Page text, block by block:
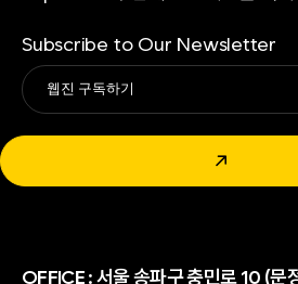
Subscribe to Our Newsletter
↗
Alternative:
OFFICE :서울 송파구 충민로 10 (문